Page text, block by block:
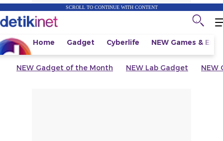
SCROLL TO CONTINUE WITH CONTENT
Home Gadget Cyberlife NEW Games &
NEW Gadget of the Month NEW Lab Gadget NEW